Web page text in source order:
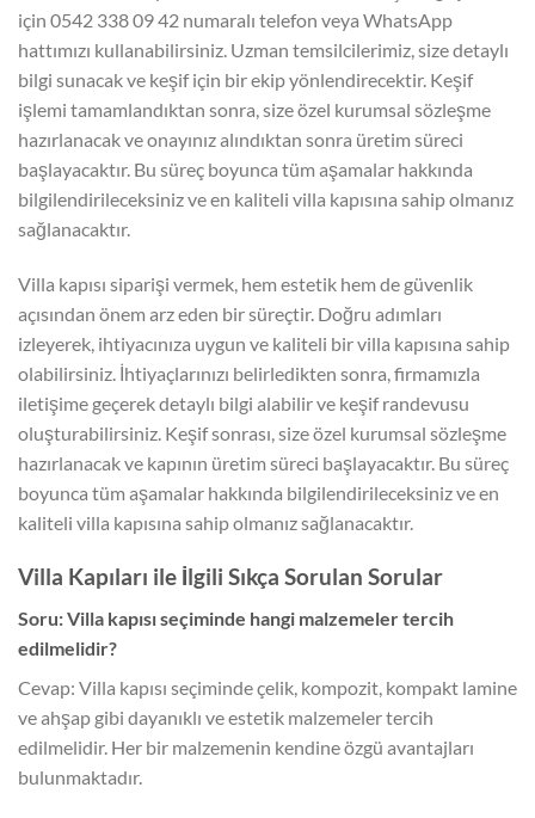
için 0542 338 09 42 numaralı telefon veya WhatsApp
hattımızı kullanabilirsiniz. Uzman temsilcilerimiz, size detaylı
bilgi sunacak ve keşif için bir ekip yönlendirecektir. Keşif
işlemi tamamlandıktan sonra, size özel kurumsal sözleşme
hazırlanacak ve onayınız alındıktan sonra üretim süreci
başlayacaktır. Bu süreç boyunca tüm aşamalar hakkında
bilgilendirileceksiniz ve en kaliteli villa kapısına sahip olmanız
sağlanacaktır.
Villa kapısı siparişi vermek, hem estetik hem de güvenlik
açısından önem arz eden bir süreçtir. Doğru adımları
izleyerek, ihtiyacınıza uygun ve kaliteli bir villa kapısına sahip
olabilirsiniz. İhtiyaçlarınızı belirledikten sonra, firmamızla
iletişime geçerek detaylı bilgi alabilir ve keşif randevusu
oluşturabilirsiniz. Keşif sonrası, size özel kurumsal sözleşme
hazırlanacak ve kapının üretim süreci başlayacaktır. Bu süreç
boyunca tüm aşamalar hakkında bilgilendirileceksiniz ve en
kaliteli villa kapısına sahip olmanız sağlanacaktır.
Villa Kapıları ile İlgili Sıkça Sorulan Sorular
Soru: Villa kapısı seçiminde hangi malzemeler tercih
edilmelidir?
Cevap: Villa kapısı seçiminde çelik, kompozit, kompakt lamine
ve ahşap gibi dayanıklı ve estetik malzemeler tercih
edilmelidir. Her bir malzemenin kendine özgü avantajları
bulunmaktadır.